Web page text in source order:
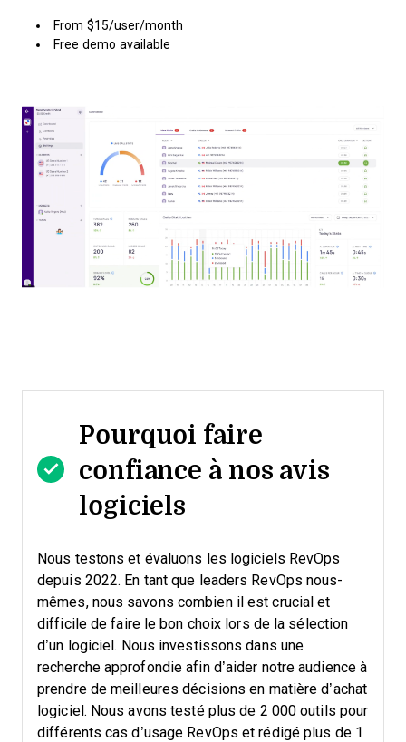
From $15/user/month
Free demo available
Pourquoi faire
confiance à nos avis
logiciels
Nous testons et évaluons les logiciels RevOps
depuis 2022. En tant que leaders RevOps nous-
mêmes, nous savons combien il est crucial et
difficile de faire le bon choix lors de la sélection
d’un logiciel. Nous investissons dans une
recherche approfondie afin d’aider notre audience à
prendre de meilleures décisions en matière d’achat
logiciel. Nous avons testé plus de 2 000 outils pour
différents cas d’usage RevOps et rédigé plus de 1